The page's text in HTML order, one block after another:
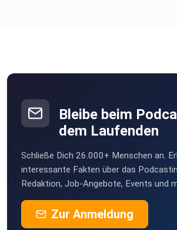
Bleibe beim
dem Laufenden
Schließe Dich 26.000+ Menschen an.
interessante Fakten über das
Redaktion, Job-Angebote, Events und
Zur Anmeldung